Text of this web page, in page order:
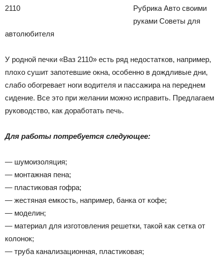
Рубрика Авто своими
руками Советы для
автолюбителя
У родной печки «Ваз 2110» есть ряд недостатков, например,
плохо сушит запотевшие окна, особенно в дождливые дни,
слабо обогревает ноги водителя и пассажира на переднем
сидение. Все это при желании можно исправить. Предлагаем
руководство, как доработать печь.
Для работы потребуется следующее:
— шумоизоляция;
— монтажная пена;
— пластиковая гофра;
— жестяная емкость, например, банка от кофе;
— моделин;
— материал для изготовления решетки, такой как сетка от
колонок;
— труба канализационная, пластиковая;